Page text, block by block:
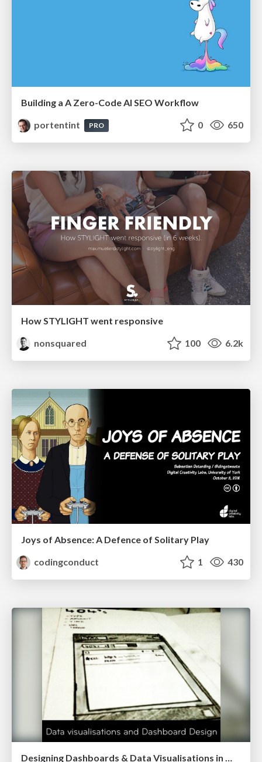
Building a A Zero-Code AI SEO Workflow
portentint
PRO 0 650
How STYLIGHT went responsive
nonsquared
100 6.2k
Joys of Absence: A Defence of Solitary Play
codingconduct
1 430
Designing Dashboards & Data Visualisations in Web Apps